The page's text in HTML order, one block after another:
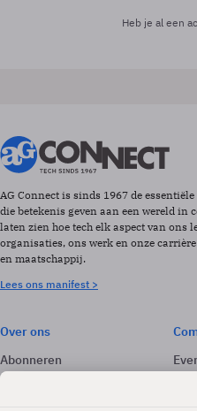
Heb je al een
AG Connect is sinds 1967 de
die betekenis geven aan een wereld in
laten zien hoe tech elk aspect van ons
organisaties, ons werk en onze
en maatschappij.
Lees ons manifest >
Over ons
Abonneren
Adverteren